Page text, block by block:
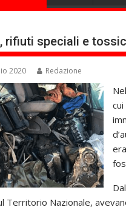
rifiuti speciali e
2020 Redazione
Territorio Nazionale,